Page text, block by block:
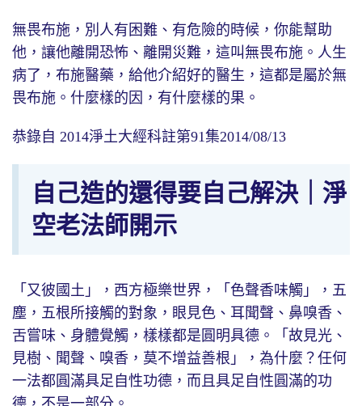
無畏布施，別人有困難、有危險的時候，你能幫助
他，讓他離開恐怖、離開災難，這叫無畏布施。人生
病了，布施醫藥，給他介紹好的醫生，這都是屬於無
畏布施。什麼樣的因，有什麼樣的果。
恭錄自 2014淨土大經科註第91集2014/08/13
自己造的還得要自己解決｜淨
空老法師開示
「又彼國土」，西方極樂世界，「色聲香味觸」，五
塵，五根所接觸的對象，眼見色、耳聞聲、鼻嗅香、
舌嘗味、身體覺觸，樣樣都是圓明具德。「故見光、
見樹、聞聲、嗅香，莫不增益善根」，為什麼？任何
一法都圓滿具足自性功德，而且具足自性圓滿的功